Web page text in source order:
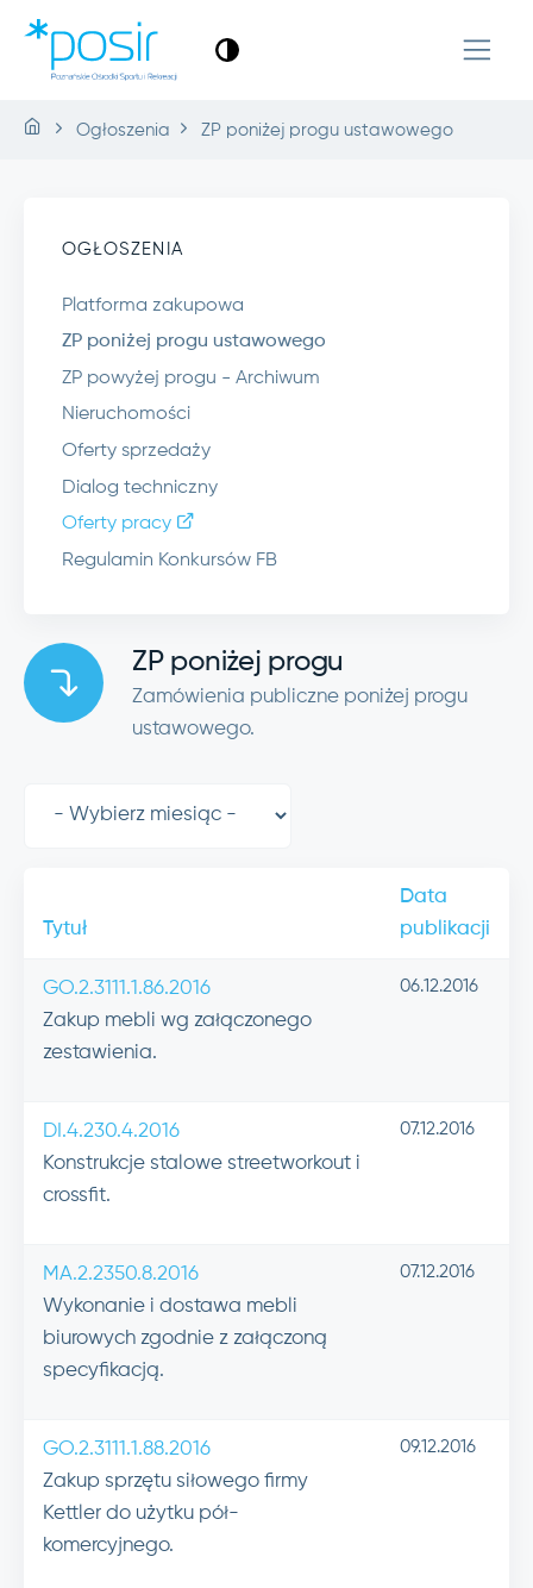
Ogłoszenia ZP poniżej progu ustawowego
OGŁOSZENIA
Platforma zakupowa
ZP poniżej progu ustawowego
ZP powyżej progu - Archiwum
Nieruchomości
Oferty sprzedaży
Dialog techniczny
Oferty pracy
Regulamin Konkursów FB
ZP poniżej progu
Zamówienia publiczne poniżej progu
ustawowego.
Tytuł
Data
publikacji
GO.2.3111.1.86.2016
Zakup mebli wg załączonego
zestawienia.
06.12.2016
DI.4.230.4.2016
Konstrukcje stalowe streetworkout i
crossfit.
07.12.2016
MA.2.2350.8.2016
Wykonanie i dostawa mebli
biurowych zgodnie z załączoną
specyfikacją.
07.12.2016
GO.2.3111.1.88.2016
Zakup sprzętu siłowego firmy
Kettler do użytku pół-
komercyjnego.
09.12.2016